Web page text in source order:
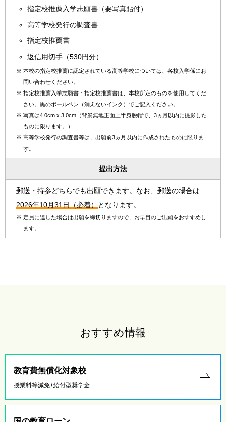
指定校推薦入学志願書（要写真貼付）
高等学校発行の調査書
指定校推薦書
返信用切手（530円分）
※ 本校の指定校推薦に認定されている高等学校については、各校入学係にお
問い合わせください。
※ 指定校推薦入学志願書・指定校推薦書は、本校所定のものを使用してくだ
さい。黒のボールペン（消えないインク）でご記入ください。
※ 写真は4.0cm x 3.0cm（背景無地正面上半身脱帽で、3ヵ月以内に撮影した
ものに限ります。）
※ 高等学校発行の調査書等は、出願前3ヵ月以内に作成されたものに限りま
す。
提出方法
郵送・持参どちらでも出願できます。なお、郵送の場合は
2026年10月31日（必着）
となります。
※ 定員に達した場合は出願を締切りますので、お早目のご出願をおすすめし
ます。
おすすめ情報
教育費無償化対象校
授業料等減免+給付型奨学金